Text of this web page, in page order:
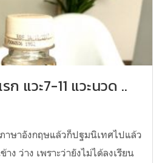
ก แวะ7-11 แวะนวด ..
าษาอังกฤษแล้วก็ปฐมนิเทศไปแล้ว
ง ว่าง เพราะว่ายังไม่ได้ลงเรียน